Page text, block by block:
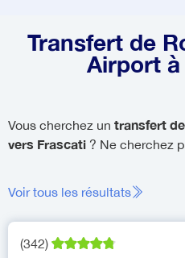
Transfert de
Airport
Vous cherchez un transfert
vers Frascati ? Ne cherchez
Voir tous les résultats
(342)